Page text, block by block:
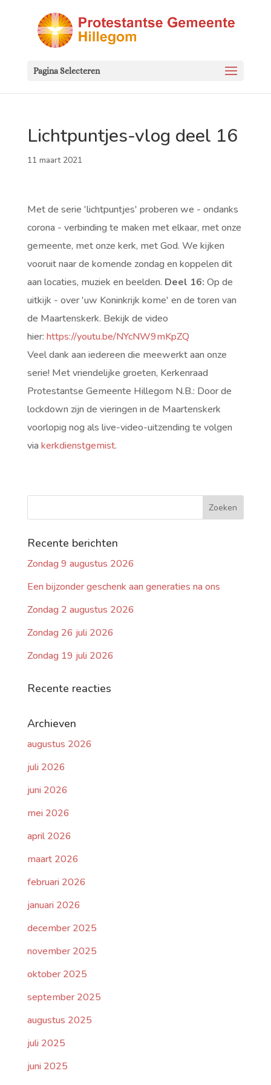
Pagina Selecteren
Lichtpuntjes-vlog deel 16
11 maart 2021
Met de serie 'lichtpuntjes' proberen we - ondanks
corona - verbinding te maken met elkaar, met onze
gemeente, met onze kerk, met God. We kijken
vooruit naar de komende zondag en koppelen dit
aan locaties, muziek en beelden. Deel 16: Op de
uitkijk - over 'uw Koninkrijk kome' en de toren van
de Maartenskerk. Bekijk de video
hier: https://youtu.be/NYcNW9mKpZQ
Veel dank aan iedereen die meewerkt aan onze
serie! Met vriendelijke groeten, Kerkenraad
Protestantse Gemeente Hillegom N.B.: Door de
lockdown zijn de vieringen in de Maartenskerk
voorlopig nog als live-video-uitzending te volgen
via kerkdienstgemist.
Recente berichten
Zondag 9 augustus 2026
Een bijzonder geschenk aan generaties na ons
Zondag 2 augustus 2026
Zondag 26 juli 2026
Zondag 19 juli 2026
Recente reacties
Archieven
augustus 2026
juli 2026
juni 2026
mei 2026
april 2026
maart 2026
februari 2026
januari 2026
december 2025
november 2025
oktober 2025
september 2025
augustus 2025
juli 2025
juni 2025